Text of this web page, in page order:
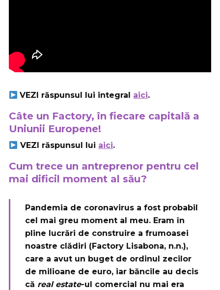
VEZI răspunsul lui integral aici.
Câte un Factory, în fiecare capitală a
Uniunii Europene!
VEZI răspunsul lui aici.
Cum trece un antreprenor pentru cel
mai dificil moment al său?
Pandemia de coronavirus a fost probabil
cel mai greu moment al meu. Eram în
pline lucrări de construire a frumoasei
noastre clădiri (Factory Lisabona, n.n.),
care a avut un buget de ordinul zecilor
de milioane de euro, iar băncile au decis
că real estate-ul comercial nu mai era